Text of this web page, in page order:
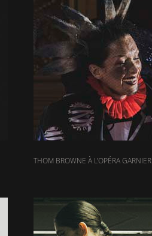
THOM BROWNE À L’OPÉRA GARNIER